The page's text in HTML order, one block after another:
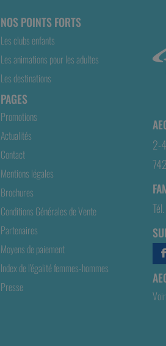
NOS POINTS FORTS
Les clubs enfants
Les animations pour les adultes
Les destinations
PAGES
Promotions
Actualités
Contact
Mentions légales
Brochures
Conditions Générales de Vente
Partenaires
Moyens de paiement
Index de l'égalité femmes-hommes
Presse
2-